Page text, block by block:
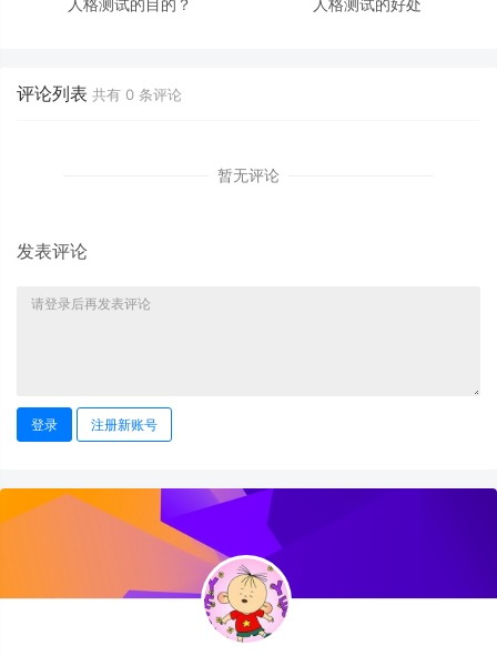
评论列表 共有 0 条评论
暂无评论
发表评论
登录 注册新账号